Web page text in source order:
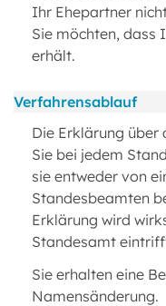
Ihr Ehepartner
Sie möchten, dass
erhält.
Verfahrensablauf
Die Erklärung über
Sie bei jedem
sie entweder von
Standesbeamten
Erklärung wird
Standesamt
Sie erhalten eine
Namensänderung.